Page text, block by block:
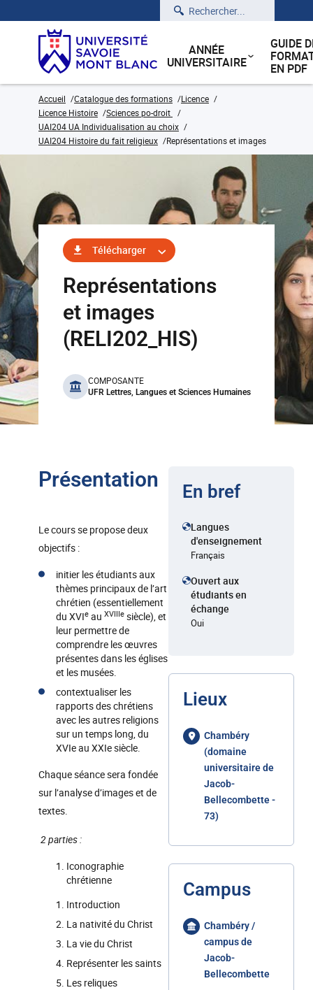
Rechercher
ANNÉE
UNIVERSITAIRE
GUIDE
EN PDF
Accueil Catalogue des formations
Licence
Licence Histoire
Sciences po-droit
UAI204 UA Individualisation au choix
UAI204 Histoire du fait religieux
Représentations et images
Télécharger
Représentations
et images
(RELI202_HIS)
benefits
COMPOSANTE
UFR Lettres, Langues et Sciences Humaines
Présentation
Le cours se propose deux
objectifs :
initier les étudiants aux
thèmes principaux de l’art
chrétien (essentiellement
du XVIe au XVIIIe siècle), et
leur permettre de
comprendre les œuvres
présentes dans les églises
et les musées.
contextualiser les
rapports des chrétiens
avec les autres religions
sur un temps long, du
XVIe au XXIe siècle.
Chaque séance sera fondée
sur l’analyse d’images et de
textes.
2 parties :
Iconographie
chrétienne
Introduction
La nativité du Christ
La vie du Christ
Représenter les saints
Les reliques
En bref
Langues
d'enseignement
Français
Ouvert aux
étudiants en
échange
Oui
Lieux
Chambéry
(domaine
universitaire de
Jacob-
Bellecombette -
73)
Campus
Chambéry /
campus de
Jacob-
Bellecombette